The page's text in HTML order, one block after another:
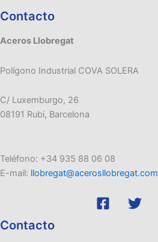
Contacto
Aceros Llobregat
Polígono Industrial COVA SOLERA
C/ Luxemburgo, 26
08191 Rubi, Barcelona
Teléfono: +34 935 88 06 08
E-mail: llobregat@acerosllobregat.com
Contacto